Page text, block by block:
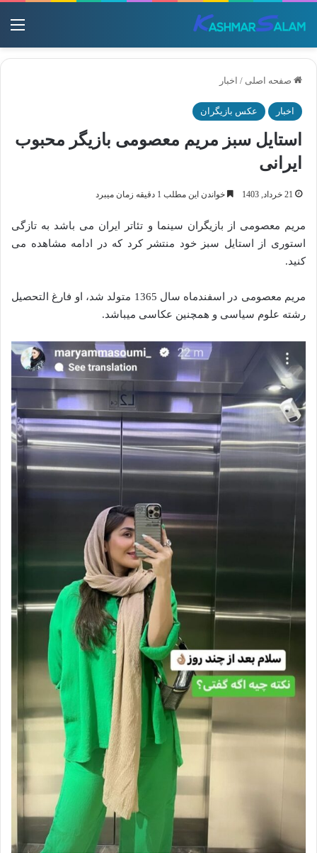
صفحه اصلی / اخبار
اخبار عکس بازیگران
استایل سبز مریم معصومی بازیگر محبوب
ایرانی
21 خرداد, 1403 خواندن این مطلب 1 دقیقه زمان میبرد
مریم معصومی از بازیگران سینما و تئاتر ایران می باشد به تازگی
استوری از استایل سبز خود منتشر کرد که در ادامه مشاهده می
کنید.
مریم معصومی در اسفندماه سال 1365 متولد شد، او فارغ التحصیل
رشته علوم سیاسی و همچنین عکاسی میباشد.